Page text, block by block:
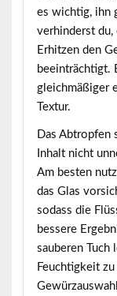
es wichtig, ihn
verhinderst du,
Erhitzen den
beeinträchtigt.
gleichmäßiger
Textur.
Das Abtropfen
Inhalt nicht
Am besten
das Glas
sodass die
bessere
sauberen Tuch
Feuchtigkeit